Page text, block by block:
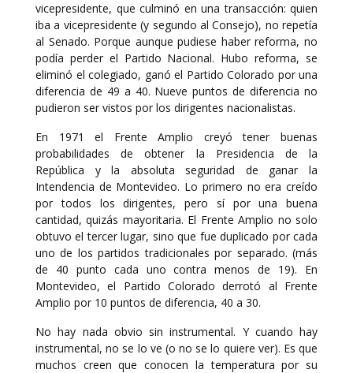
vicepresidente, que culminó en una transacción: quien
iba a vicepresidente (y segundo al Consejo), no repetía
al Senado. Porque aunque pudiese haber reforma, no
podía perder el Partido Nacional. Hubo reforma, se
eliminó el colegiado, ganó el Partido Colorado por una
diferencia de 49 a 40. Nueve puntos de diferencia no
pudieron ser vistos por los dirigentes nacionalistas.
En 1971 el Frente Amplio creyó tener buenas
probabilidades de obtener la Presidencia de la
República y la absoluta seguridad de ganar la
Intendencia de Montevideo. Lo primero no era creído
por todos los dirigentes, pero sí por una buena
cantidad, quizás mayoritaria. El Frente Amplio no solo
obtuvo el tercer lugar, sino que fue duplicado por cada
uno de los partidos tradicionales por separado. (más
de 40 punto cada uno contra menos de 19). En
Montevideo, el Partido Colorado derrotó al Frente
Amplio por 10 puntos de diferencia, 40 a 30.
No hay nada obvio sin instrumental. Y cuando hay
instrumental, no se lo ve (o no se lo quiere ver). Es que
muchos creen que conocen la temperatura por su